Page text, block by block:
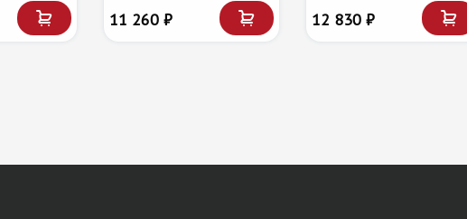
11 260 ₽ 12 830 ₽